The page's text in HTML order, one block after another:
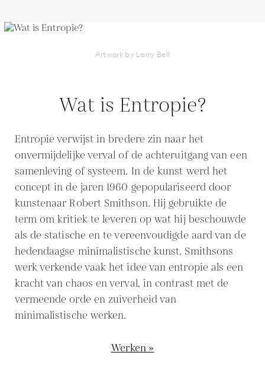
Artwork by Larry Bell
Wat is Entropie?
Entropie verwijst in bredere zin naar het
onvermijdelijke verval of de achteruitgang van een
samenleving of systeem. In de kunst werd het
concept in de jaren 1960 gepopulariseerd door
kunstenaar Robert Smithson. Hij gebruikte de
term om kritiek te leveren op wat hij beschouwde
als de statische en te vereenvoudigde aard van de
hedendaagse minimalistische kunst. Smithsons
werk verkende vaak het idee van entropie als een
kracht van chaos en verval, in contrast met de
vermeende orde en zuiverheid van
minimalistische werken.
Werken »